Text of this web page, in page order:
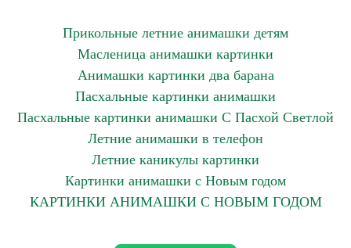
Прикольные летние анимашки детям
Масленица анимашки картинки
Анимашки картинки два барана
Пасхальные картинки анимашки
Пасхальные картинки анимашки С Пасхой Светлой
Летние анимашки в телефон
Летние каникулы картинки
Картинки анимашки с Новым годом
КАРТИНКИ АНИМАШКИ С НОВЫМ ГОДОМ